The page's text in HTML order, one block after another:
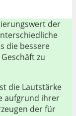
der
die bessere
zu
die Lautstärke
aufgrund ihrer
der für